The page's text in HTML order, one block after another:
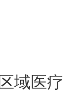
域医疗